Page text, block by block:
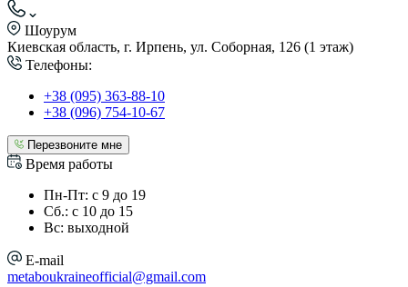
Шоурум
Киевская область, г. Ирпень, ул. Соборная, 126 (1 этаж)
Телефоны:
+38 (095) 363-88-10
+38 (096) 754-10-67
Перезвоните мне
Время работы
Пн-Пт: с 9 до 19
Сб.: с 10 до 15
Вс: выходной
E-mail
metaboukraineofficial@gmail.com